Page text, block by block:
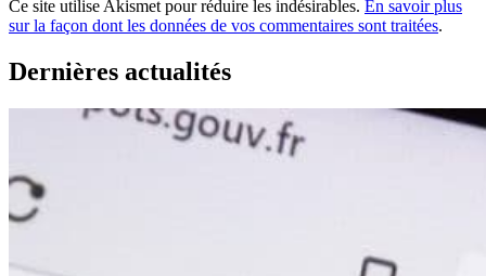
Ce site utilise Akismet pour réduire les indésirables. En savoir plus
sur la façon dont les données de vos commentaires sont traitées.
Dernières actualités